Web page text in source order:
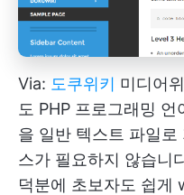
Via: 도쿠위키 미디어
도 PHP 프로그래밍
을 일반 텍스트 파일로
스가 필요하지 않습니
덕분에 초보자도 쉽게